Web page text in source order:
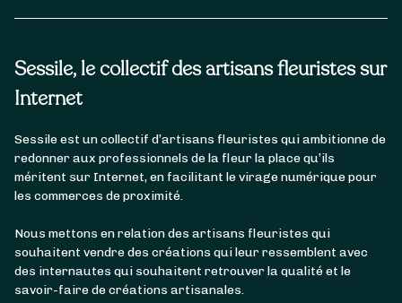
Sessile, le collectif des artisans fleuristes sur
Internet
Sessile est un collectif d’artisans fleuristes qui ambitionne de
redonner aux professionnels de la fleur la place qu’ils
méritent sur Internet, en facilitant le virage numérique pour
les commerces de proximité.
Nous mettons en relation des artisans fleuristes qui
souhaitent vendre des créations qui leur ressemblent avec
des internautes qui souhaitent retrouver la qualité et le
savoir-faire de créations artisanales.